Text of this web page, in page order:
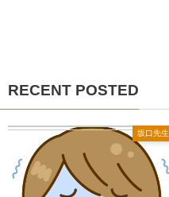
RECENT POSTED
坂口先生